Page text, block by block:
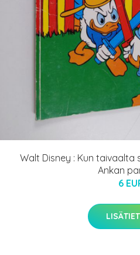
Walt Disney : Kun
Ankan
6